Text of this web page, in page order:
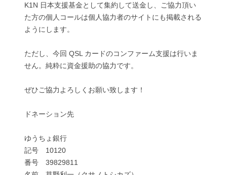
K1N 日本支援基金として集約して送金し、ご協力頂い
た方の個人コールは個人協力者のサイトにも掲載される
ようにします。
ただし、今回 QSL カードのコンファーム支援は行いま
せん。純粋に資金援助の協力です。
ぜひご協力よろしくお願い致します！
ドネーション先
ゆうちょ銀行
記号 10120
番号 39829811